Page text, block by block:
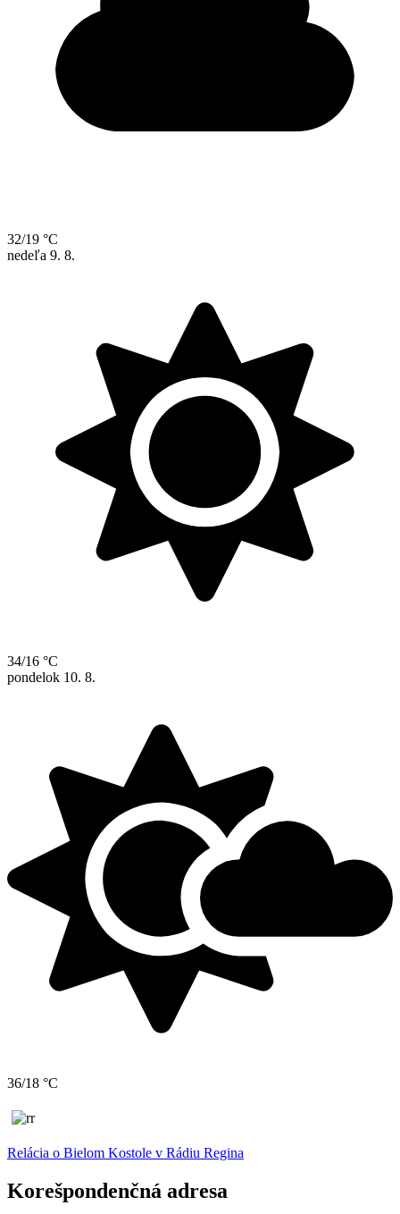
32/19 °C
nedeľa 9. 8.
34/16 °C
pondelok 10. 8.
36/18 °C
Relácia o Bielom Kostole v Rádiu Regina
Korešpondenčná adresa